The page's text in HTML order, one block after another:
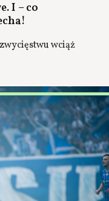
I – co
wciąż